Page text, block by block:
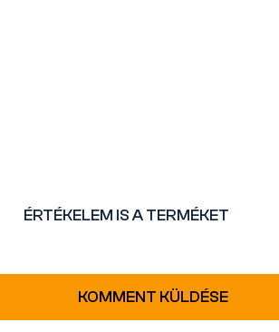
ÉRTÉKELEM IS A TERMÉKET
KOMMENT KÜLDÉSE